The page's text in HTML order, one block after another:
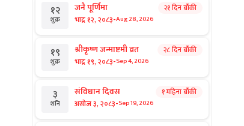
१२
शुक्र
जनै पूर्णिमा
भाद्र १२, २०८३-Aug 28, 2026
२१ दिन बाँकी
१९
शुक्र
श्रीकृष्ण जन्माष्टमी व्रत
भाद्र १९, २०८३-Sep 4, 2026
२८ दिन बाँकी
३
शनि
संविधान दिवस
असोज ३, २०८३-Sep 19, 2026
१ महिना बाँकी